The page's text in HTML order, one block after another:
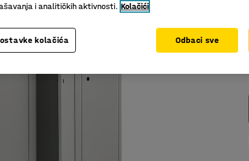
i analitičkih aktivnosti. Kolačići
kolačića Odbaci sve